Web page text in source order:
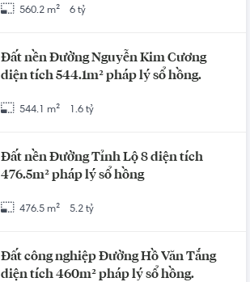
560.2 m² 6 tỷ
Đất nền Đường Nguyễn Kim Cương
diện tích 544.1m² pháp lý sổ hồng.
544.1 m² 1.6 tỷ
Đất nền Đường Tỉnh Lộ 8 diện tích
476.5m² pháp lý sổ hồng
476.5 m² 5.2 tỷ
Đất công nghiệp Đường Hồ Văn Tắng
diện tích 460m² pháp lý sổ hồng.